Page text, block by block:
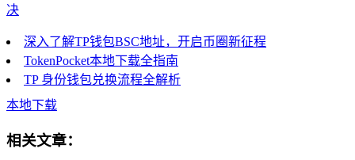
决
深入了解TP钱包BSC地址，开启币圈新征程
TokenPocket本地下载全指南
TP 身份钱包兑换流程全解析
本地下载
相关文章：